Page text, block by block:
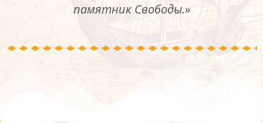
памятник Свободы.»